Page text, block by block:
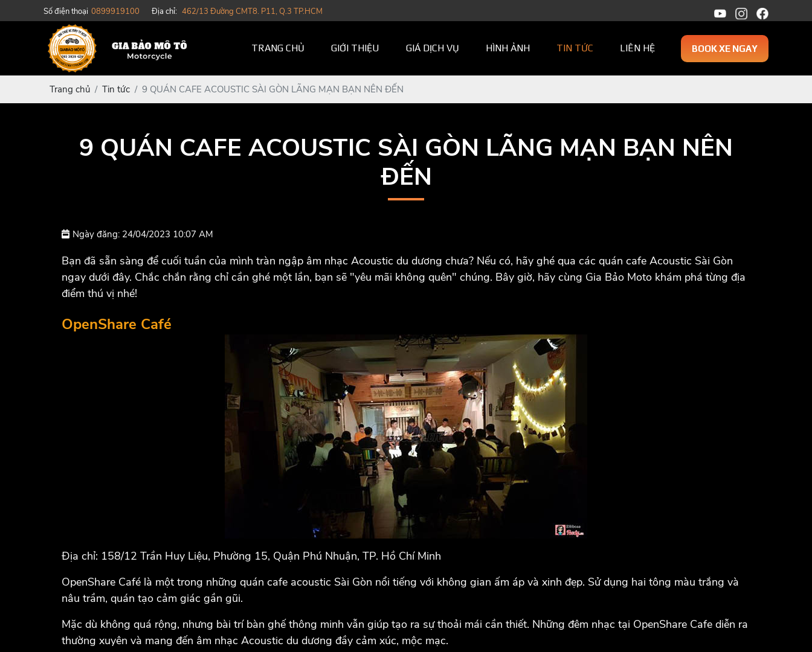
Số điện thoại 0899919100 Địa chỉ: 462/13 Đường CMT8. P11, Q.3 TP.HCM
TRANG CHỦ GIỚI THIỆU GIÁ DỊCH VỤ HÌNH ẢNH TIN TỨC LIÊN HỆ BOOK XE NGAY
Trang chủ Tin tức 9 QUÁN CAFE ACOUSTIC SÀI GÒN LÃNG MẠN BẠN NÊN ĐẾN
9 QUÁN CAFE ACOUSTIC SÀI GÒN LÃNG MẠN BẠN NÊN
ĐẾN
Ngày đăng: 24/04/2023 10:07 AM
Bạn đã sẵn sàng để cuối tuần của mình tràn ngập âm nhạc Acoustic du dương chưa? Nếu có, hãy ghé qua các quán cafe Acoustic Sài Gòn
ngay dưới đây. Chắc chắn rằng chỉ cần ghé một lần, bạn sẽ "yêu mãi không quên" chúng. Bây giờ, hãy cùng Gia Bảo Moto khám phá từng địa
điểm thú vị nhé!
OpenShare Café
Địa chỉ: 158/12 Trần Huy Liệu, Phường 15, Quận Phú Nhuận, TP. Hồ Chí Minh
OpenShare Café là một trong những quán cafe acoustic Sài Gòn nổi tiếng với không gian ấm áp và xinh đẹp. Sử dụng hai tông màu trắng và
nâu trầm, quán tạo cảm giác gần gũi.
Mặc dù không quá rộng, nhưng bài trí bàn ghế thông minh vẫn giúp tạo ra sự thoải mái cần thiết. Những đêm nhạc tại OpenShare Cafe diễn ra
thường xuyên và mang đến âm nhạc Acoustic du dương đầy cảm xúc, mộc mạc.